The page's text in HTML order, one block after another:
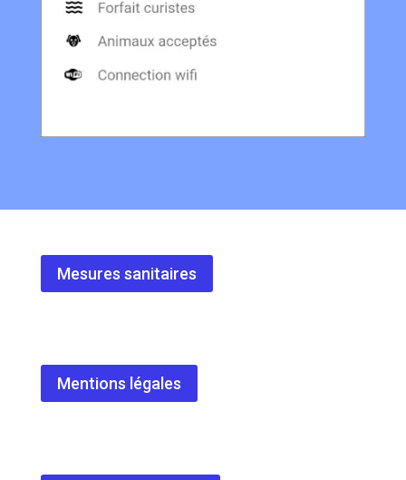
Mesures sanitaires
Mentions légales